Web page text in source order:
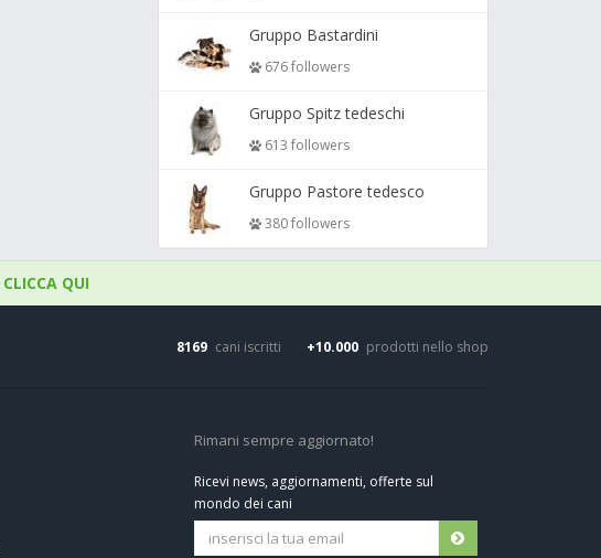
Gruppo Bastardini
676 followers
Gruppo Spitz tedeschi
613 followers
Gruppo Pastore tedesco
380 followers
CLICCA QUI
8169 cani iscritti +10.000 prodotti nello shop
Rimani sempre aggiornato!
Ricevi news, aggiornamenti, offerte sul
mondo dei cani